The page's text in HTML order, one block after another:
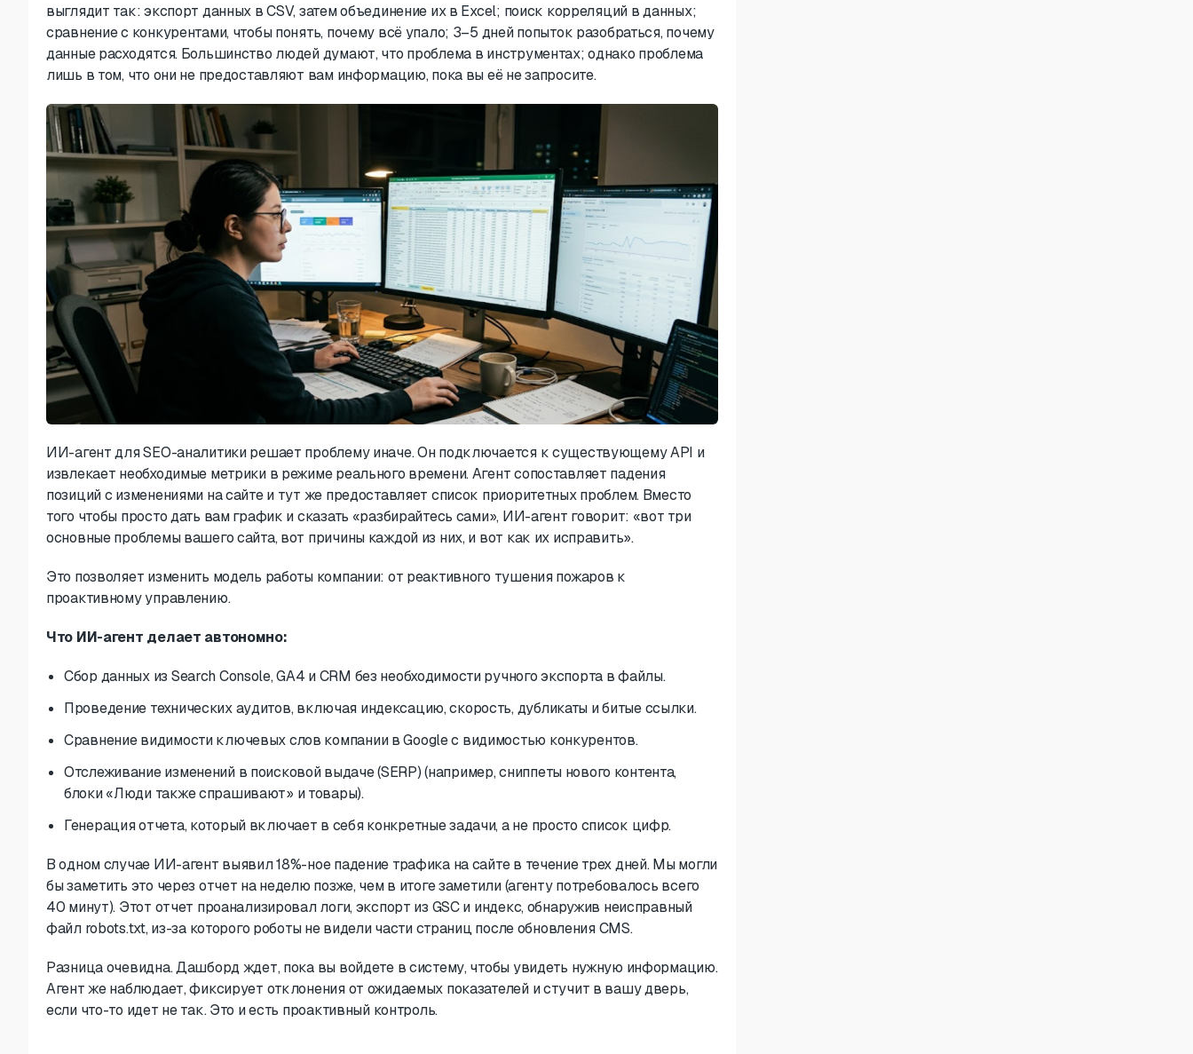
выглядит так: экспорт данных в CSV, затем объединение их в Excel; поиск корреляций в данных;
сравнение с конкурентами, чтобы понять, почему всё упало; 3–5 дней попыток разобраться, почему
данные расходятся. Большинство людей думают, что проблема в инструментах; однако проблема
лишь в том, что они не предоставляют вам информацию, пока вы её не запросите.
ИИ-агент для SEO-аналитики решает проблему иначе. Он подключается к существующему API и
извлекает необходимые метрики в режиме реального времени. Агент сопоставляет падения
позиций с изменениями на сайте и тут же предоставляет список приоритетных проблем. Вместо
того чтобы просто дать вам график и сказать «разбирайтесь сами», ИИ-агент говорит: «вот три
основные проблемы вашего сайта, вот причины каждой из них, и вот как их исправить».
Это позволяет изменить модель работы компании: от реактивного тушения пожаров к
проактивному управлению.
Что ИИ-агент делает автономно:
Сбор данных из Search Console, GA4 и CRM без необходимости ручного экспорта в файлы.
Проведение технических аудитов, включая индексацию, скорость, дубликаты и битые ссылки.
Сравнение видимости ключевых слов компании в Google с видимостью конкурентов.
Отслеживание изменений в поисковой выдаче (SERP) (например, сниппеты нового контента,
блоки «Люди также спрашивают» и товары).
Генерация отчета, который включает в себя конкретные задачи, а не просто список цифр.
В одном случае ИИ-агент выявил 18%-ное падение трафика на сайте в течение трех дней. Мы могли
бы заметить это через отчет на неделю позже, чем в итоге заметили (агенту потребовалось всего
40 минут). Этот отчет проанализировал логи, экспорт из GSC и индекс, обнаружив неисправный
файл robots.txt, из-за которого роботы не видели части страниц после обновления CMS.
Разница очевидна. Дашборд ждет, пока вы войдете в систему, чтобы увидеть нужную информацию.
Агент же наблюдает, фиксирует отклонения от ожидаемых показателей и стучит в вашу дверь,
если что-то идет не так. Это и есть проактивный контроль.